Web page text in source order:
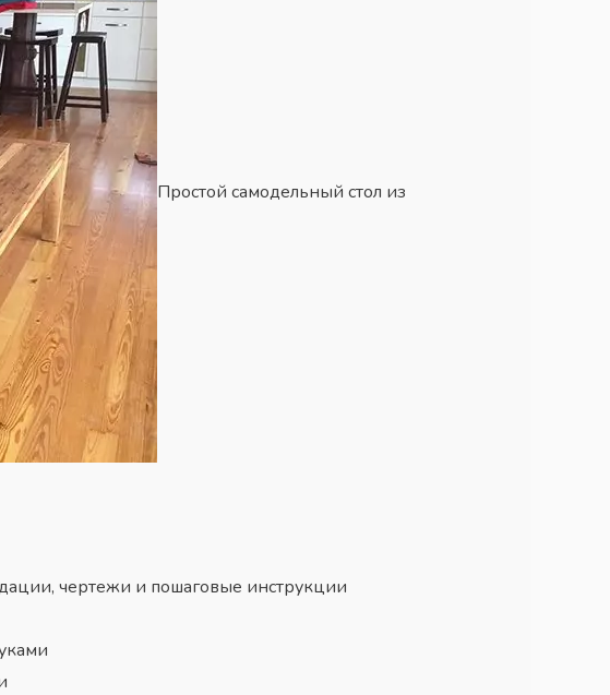
Простой самодельный стол из
чертежи и пошаговые инструкции